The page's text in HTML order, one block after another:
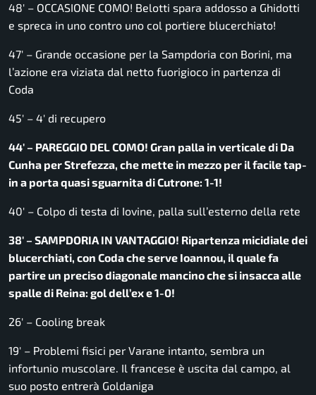
48′ – OCCASIONE COMO! Belotti spara addosso a Ghidotti
e spreca in uno contro uno col portiere blucerchiato!
47′ – Grande occasione per la Sampdoria con Borini, ma
l’azione era viziata dal netto fuorigioco in partenza di
Coda
45′ – 4′ di recupero
44′ – PAREGGIO DEL COMO! Gran palla in verticale di Da
Cunha per Strefezza, che mette in mezzo per il facile tap-
in a porta quasi sguarnita di Cutrone: 1-1!
40′ – Colpo di testa di Iovine, palla sull’esterno della rete
38′ – SAMPDORIA IN VANTAGGIO! Ripartenza micidiale dei
blucerchiati, con Coda che serve Ioannou, il quale fa
partire un preciso diagonale mancino che si insacca alle
spalle di Reina: gol dell’ex e 1-0!
26′ – Cooling break
19′ – Problemi fisici per Varane intanto, sembra un
infortunio muscolare. Il francese è uscita dal campo, al
suo posto entrerà Goldaniga